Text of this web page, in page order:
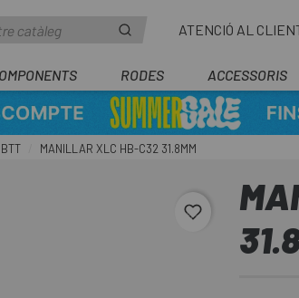
ATENCIÓ AL
RODES ACCESSORIS
MANILLAR XLC HB-C32 31.8MM
favorite_border